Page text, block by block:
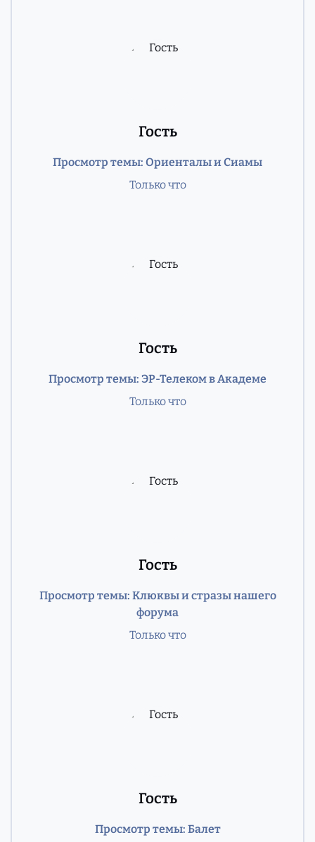
Гость
Просмотр темы: Ориенталы и Сиамы
Только что
Гость
Просмотр темы: ЭР-Телеком в Академе
Только что
Гость
Просмотр темы: Клюквы и стразы нашего
форума
Только что
Гость
Просмотр темы: Балет